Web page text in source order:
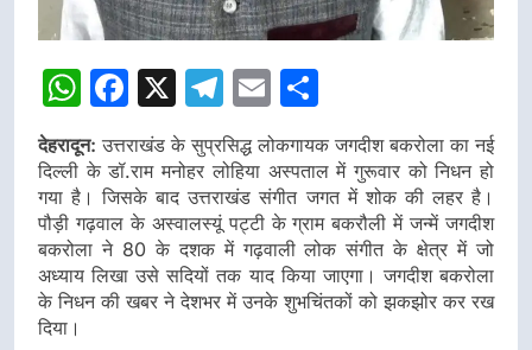
WhatsApp
Facebook
X Telegram
Email
देहरादून: उत्तराखंड के सुप्रसिद्ध लोकगायक जगदीश बकरोला का नई
दिल्ली के डॉ.राम मनोहर लोहिया अस्पताल में गुरूवार को निधन हो
गया है। जिसके बाद उत्तराखंड संगीत जगत में शोक की लहर है।
पौड़ी गढ़वाल के अस्वालस्यूं पट्टी के ग्राम बकरौली में जन्में जगदीश
बकरोला ने 80 के दशक में गढ़वाली लोक संगीत के क्षेत्र में जो
अध्याय लिखा उसे सदियों तक याद किया जाएगा। जगदीश बकरोला
के निधन की खबर ने देशभर में उनके शुभचिंतकों को झकझोर कर रख
दिया।